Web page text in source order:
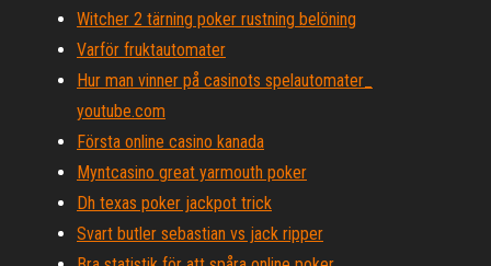
Witcher 2 tärning poker rustning belöning
Varför fruktautomater
Hur man vinner på casinots spelautomater_
youtube.com
Första online casino kanada
Myntcasino great yarmouth poker
Dh texas poker jackpot trick
Svart butler sebastian vs jack ripper